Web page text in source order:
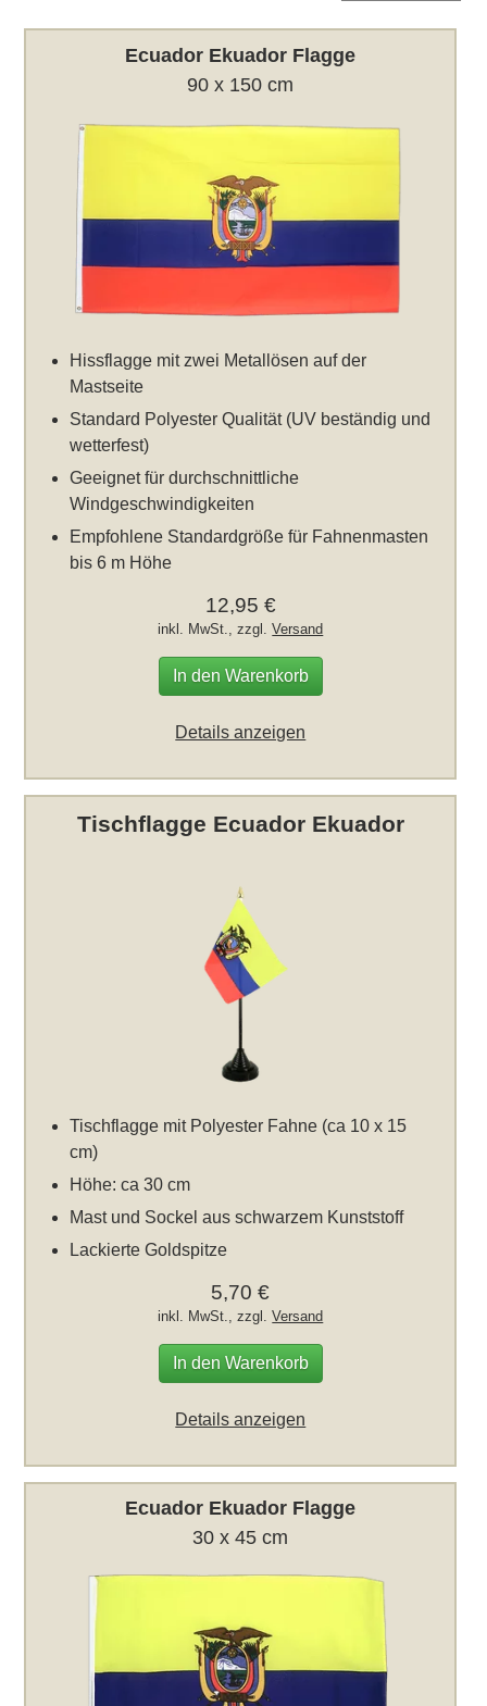
Ecuador Ekuador Flagge
90 x 150 cm
Hissflagge mit zwei Metallösen auf der
Mastseite
Standard Polyester Qualität (UV beständig und
wetterfest)
Geeignet für durchschnittliche
Windgeschwindigkeiten
Empfohlene Standardgröße für Fahnenmasten
bis 6 m Höhe
12,95 €
inkl. MwSt., zzgl.Versand
In den Warenkorb
Details anzeigen
Tischflagge Ecuador Ekuador
Tischflagge mit Polyester Fahne (ca 10 x 15
cm)
Höhe: ca 30 cm
Mast und Sockel aus schwarzem Kunststoff
Lackierte Goldspitze
5,70 €
inkl. MwSt., zzgl.Versand
In den Warenkorb
Details anzeigen
Ecuador Ekuador Flagge
30 x 45 cm